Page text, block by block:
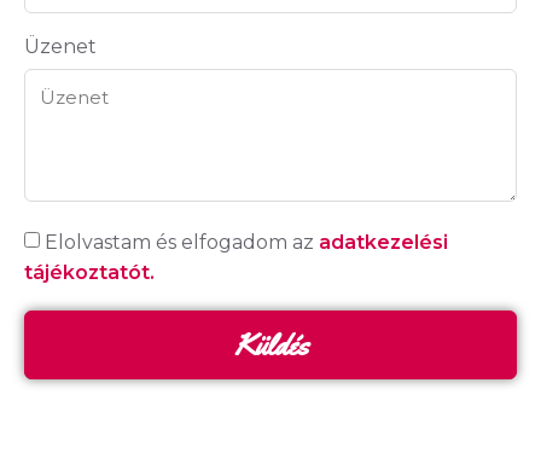
Üzenet
Elolvastam és elfogadom az adatkezelési
tájékoztatót.
Küldés